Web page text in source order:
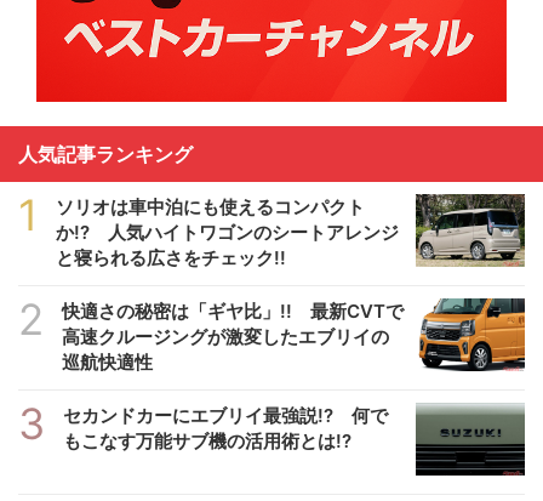
人気記事ランキング
1
ソリオは車中泊にも使えるコンパクト
か!? 人気ハイトワゴンのシートアレンジ
と寝られる広さをチェック!!
2
快適さの秘密は「ギヤ比」!! 最新CVTで
高速クルージングが激変したエブリイの
巡航快適性
3
セカンドカーにエブリイ最強説!? 何で
もこなす万能サブ機の活用術とは!?